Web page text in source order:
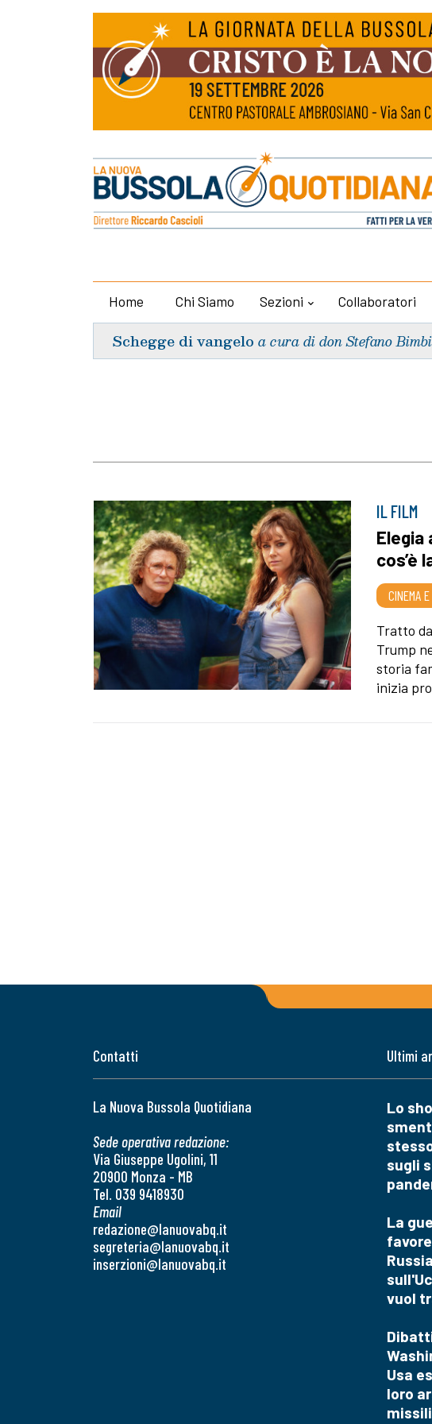
Home Chi Siamo Sezioni Collaboratori
Schegge di vangelo a cura di don Stefano Bimbi
IL FILM
Elegia
cos’è
CINEMA
Tratto
Trump
storia
inizia
Contatti
La Nuova Bussola Quotidiana
Sede operativa redazione:
Via Giuseppe Ugolini, 11
20900 Monza - MB
Tel. 039 9418930
Email
redazione@lanuovabq.it
segreteria@lanuovabq.it
inserzioni@lanuovabq.it
Ultimi
Lo
sugli
La
vuol
Usa
loro
missili